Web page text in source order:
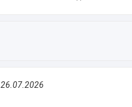
26.07.2026